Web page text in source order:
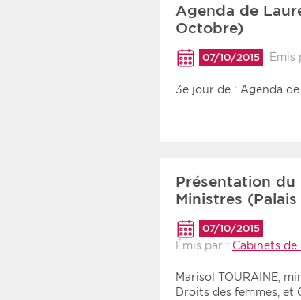
Agenda de
Octobre)
07/10/2015 Émis
3e jour de : Agenda
Présentation du
Ministres (Palais
07/10/2015
Émis par : Cabinets
Marisol TOURAINE,
Droits des femmes, et